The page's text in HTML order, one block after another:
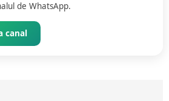
de WhatsApp.
canal